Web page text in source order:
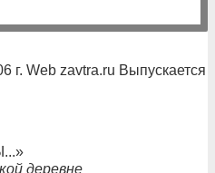
г. Web zavtra.ru Выпускается
деревне